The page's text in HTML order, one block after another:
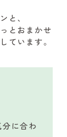
と、
とおまかせ
ています。
に合わ